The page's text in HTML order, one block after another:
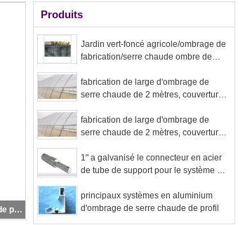
Jardin vert-foncé agricole/ombrage de fabrication/serre chaude ombre de parking
Produits
Jardin vert-foncé agricole/ombrage de
fabrication/serre chaude ombre de
fabrication de large d'ombrage de
serre chaude de 2 mètres, couverture
fabrication de large d'ombrage de
serre chaude de 2 mètres, couverture
1" a galvanisé le connecteur en acier
de tube de support pour le système de
principaux systèmes en aluminium
d'ombrage de serre chaude de profil